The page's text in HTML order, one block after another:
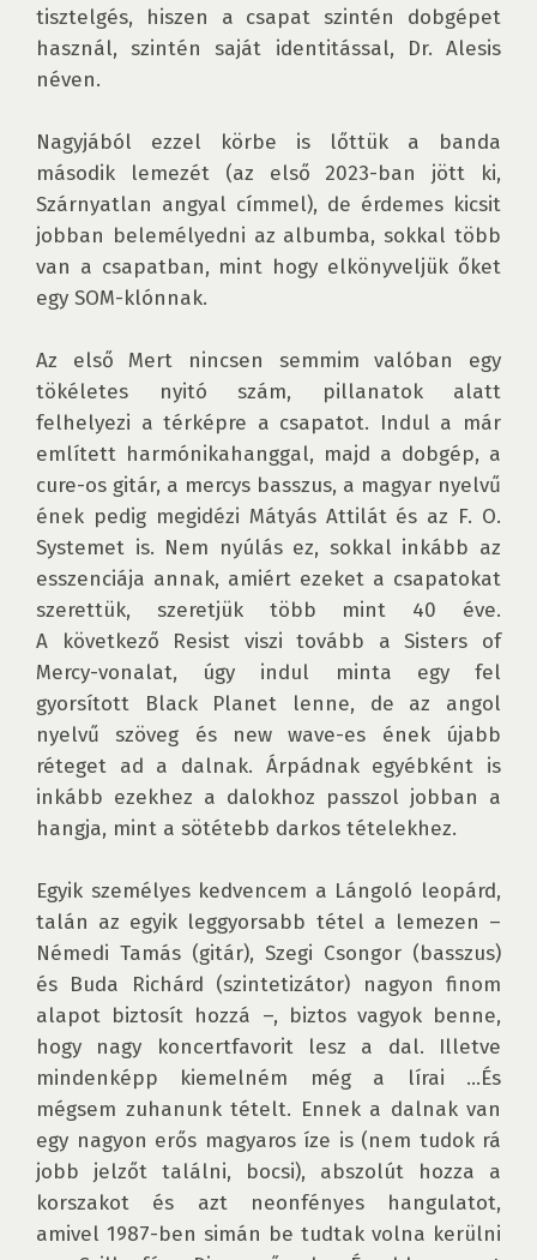
tisztelgés, hiszen a csapat szintén dobgépet
használ, szintén saját identitással, Dr. Alesis
néven.
Nagyjából ezzel körbe is lőttük a banda
második lemezét (az első 2023-ban jött ki,
Szárnyatlan angyal címmel), de érdemes kicsit
jobban belemélyedni az albumba, sokkal több
van a csapatban, mint hogy elkönyveljük őket
egy SOM-klónnak.
Az első Mert nincsen semmim valóban egy
tökéletes nyitó szám, pillanatok alatt
felhelyezi a térképre a csapatot. Indul a már
említett harmónikahanggal, majd a dobgép, a
cure-os gitár, a mercys basszus, a magyar nyelvű
ének pedig megidézi Mátyás Attilát és az F. O.
Systemet is. Nem nyúlás ez, sokkal inkább az
esszenciája annak, amiért ezeket a csapatokat
szerettük, szeretjük több mint 40 éve.
A következő Resist viszi tovább a Sisters of
Mercy-vonalat, úgy indul minta egy fel
gyorsított Black Planet lenne, de az angol
nyelvű szöveg és new wave-es ének újabb
réteget ad a dalnak. Árpádnak egyébként is
inkább ezekhez a dalokhoz passzol jobban a
hangja, mint a sötétebb darkos tételekhez.
Egyik személyes kedvencem a Lángoló leopárd,
talán az egyik leggyorsabb tétel a lemezen –
Némedi Tamás (gitár), Szegi Csongor (basszus)
és Buda Richárd (szintetizátor) nagyon finom
alapot biztosít hozzá –, biztos vagyok benne,
hogy nagy koncertfavorit lesz a dal. Illetve
mindenképp kiemelném még a lírai …És
mégsem zuhanunk tételt. Ennek a dalnak van
egy nagyon erős magyaros íze is (nem tudok rá
jobb jelzőt találni, bocsi), abszolút hozza a
korszakot és azt neonfényes hangulatot,
amivel 1987-ben simán be tudtak volna kerülni